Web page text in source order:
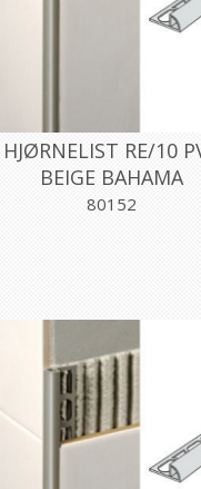
HJØRNELIST RE/10
BEIGE BAHAMA
10MMX270CM,
80152